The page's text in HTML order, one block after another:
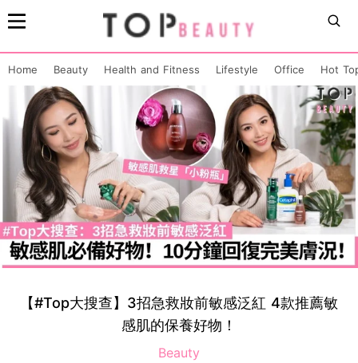
Home Beauty Health and Fitness Lifestyle Office Hot
【#Top大搜查】3招急救妝前敏感泛紅 4款推薦敏
感肌的保養好物！
Beauty